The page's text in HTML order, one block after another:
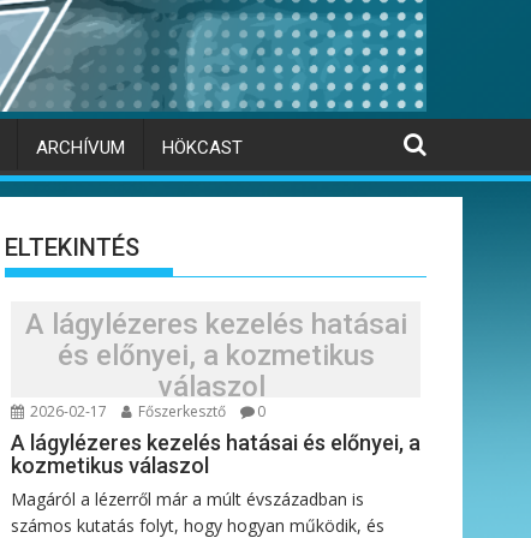
ARCHÍVUM HÖKCAST
ELTEKINTÉS
A lágylézeres kezelés hatásai
és előnyei, a kozmetikus
válaszol
2026-02-17 Főszerkesztő 0
A lágylézeres kezelés hatásai és előnyei, a
kozmetikus válaszol
Magáról a lézerről már a múlt évszázadban is
számos kutatás folyt, hogy hogyan működik, és